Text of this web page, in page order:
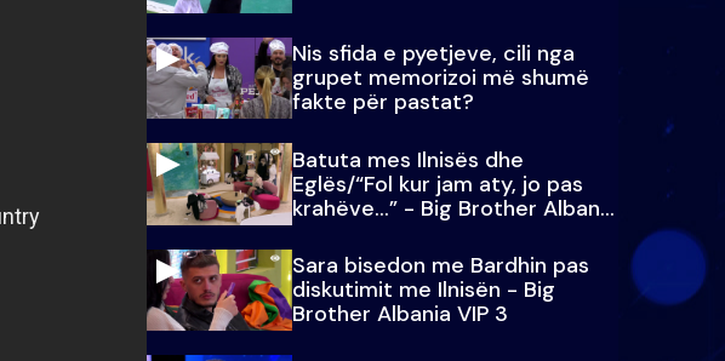
Nis sfida e pyetjeve, cili nga
grupet memorizoi më shumë
fakte për pastat?
Batuta mes Ilnisës dhe
Eglës/“Fol kur jam aty, jo pas
krahëve…” - Big Brother Albania
VIP 3
Sara bisedon me Bardhin pas
diskutimit me Ilnisën - Big
Brother Albania VIP 3